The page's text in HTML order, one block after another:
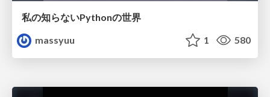
私の知らないPythonの世界
massyuu
1 580